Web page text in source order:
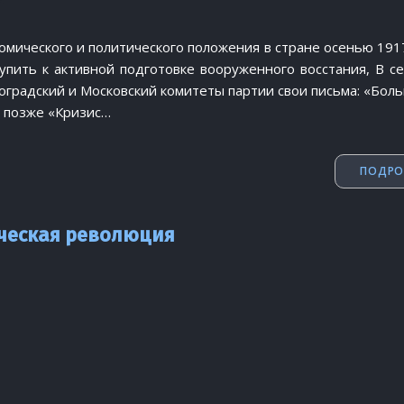
и политического положения в стране осенью
к активной подготовке вооруженного восстания, В
и Московский комитеты партии свои письма:
позже «Кризис…
революция